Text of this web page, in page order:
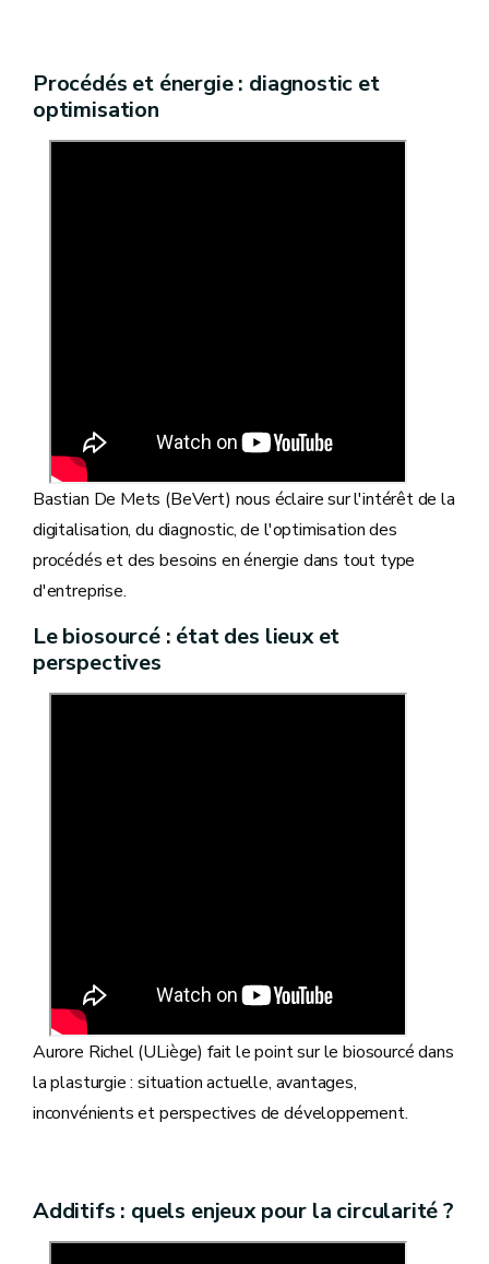
Procédés et énergie : diagnostic et
optimisation
Bastian De Mets (BeVert) nous éclaire sur l'intérêt de la
digitalisation, du diagnostic, de l'optimisation des
procédés et des besoins en énergie dans tout type
d'entreprise.
Le biosourcé : état des lieux et
perspectives
Aurore Richel (ULiège) fait le point sur le biosourcé dans
la plasturgie : situation actuelle, avantages,
inconvénients et perspectives de développement.
Additifs : quels enjeux pour la circularité ?